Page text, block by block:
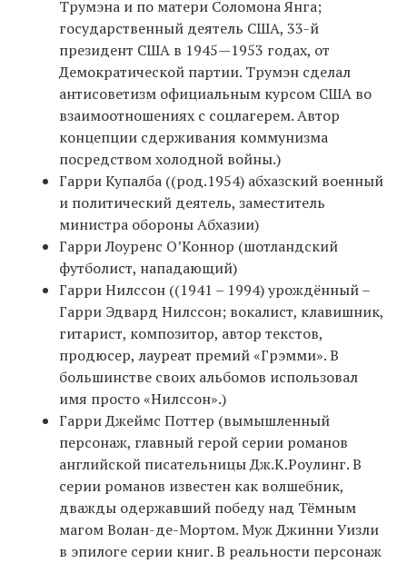
Трумэна и по матери Соломона Янга;
государственный деятель США, 33-й
президент США в 1945—1953 годах, от
Демократической партии. Трумэн сделал
антисоветизм официальным курсом США во
взаимоотношениях с соцлагерем. Автор
концепции сдерживания коммунизма
посредством холодной войны.)
Гарри Купалба ((род.1954) абхазский военный
и политический деятель, заместитель
министра обороны Абхазии)
Гарри Лоуренс О’Коннор (шотландский
футболист, нападающий)
Гарри Нилссон ((1941 – 1994) урождённый –
Гарри Эдвард Нилссон; вокалист, клавишник,
гитарист, композитор, автор текстов,
продюсер, лауреат премий «Грэмми». В
большинстве своих альбомов использовал
имя просто «Нилссон».)
Гарри Джеймс Поттер (вымышленный
персонаж, главный герой серии романов
английской писательницы Дж.К.Роулинг. В
серии романов известен как волшебник,
дважды одержавший победу над Тёмным
магом Волан-де-Мортом. Муж Джинни Уизли
в эпилоге серии книг. В реальности персонаж